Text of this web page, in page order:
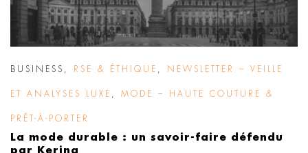
BUSINESS RSE & ÉTHIQUE NEWSLETTER – VEILLE
ET ANALYSES LUXE MODE – HAUTE COUTURE &
PRÊT-À-PORTER
La mode durable : un savoir-faire défendu
par Kering